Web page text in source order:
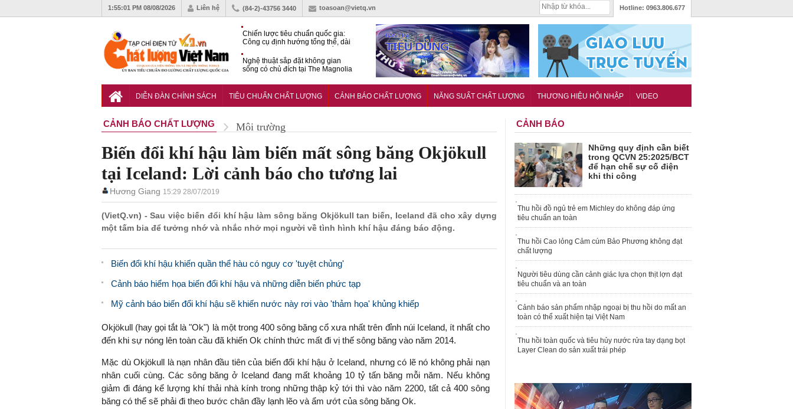
1:55:02 PM 08/08/2026 Liên hệ (84-2)-43756 3440 toasoan@vietq.vn Hotline: 0963.806.677
Chiến lược tiêu chuẩn quốc gia:
Công cụ định hướng tổng thể, dài
Nghệ thuật sắp đặt không gian
sống có chủ đích tại The Magnolia
gia đối với xe cũ nhập khẩu?
DIỄN ĐÀN CHÍNH SÁCH TIÊU CHUẨN CHẤT LƯỢNG CẢNH BÁO CHẤT LƯỢNG NĂNG SUẤT CHẤT LƯỢNG THƯƠNG HIỆU HỘI NHẬP VIDEO
CẢNH BÁO CHẤT LƯỢNG Môi trường
Biến đổi khí hậu làm biến mất sông băng Okjökull
tại Iceland: Lời cảnh báo cho tương lai
Hương Giang 15:29 28/07/2019
(VietQ.vn) - Sau việc biến đổi khí hậu làm sông băng Okjökull tan biến, Iceland đã cho xây dựng
một tấm bia để tưởng nhớ và nhắc nhở mọi người về tình hình khí hậu đáng báo động.
Biến đổi khí hậu khiến quần thể hàu có nguy cơ 'tuyệt chủng'
Cảnh báo hiểm họa biến đổi khí hậu và những diễn biến phức tạp
Mỹ cảnh báo biến đổi khí hậu sẽ khiến nước này rơi vào 'thảm họa' khủng khiếp
Okjökull (hay gọi tắt là "Ok") là một trong 400 sông băng cổ xưa nhất trên đỉnh núi Iceland, ít nhất cho
đến khi sự nóng lên toàn cầu đã khiến Ok chính thức mất đi vị thế sông băng vào năm 2014.
Mặc dù Okjökull là nạn nhân đầu tiên của biến đổi khí hậu ở Iceland, nhưng có lẽ nó không phải nạn
nhân cuối cùng. Các sông băng ở Iceland đang mất khoảng 10 tỷ tấn băng mỗi năm. Nếu không
giảm đi đáng kể lượng khí thải nhà kính trong những thập kỷ tới thì vào năm 2200, tất cả 400 sông
băng có thể sẽ phải đi theo bước chân đầy lạnh lẽo và ẩm ướt của sông băng Ok.
CẢNH BÁO
Những quy định cần biết
trong QCVN 25:2025/BCT
để hạn chế sự cố điện
khi thi công
Thu hồi đồ ngủ trẻ em Michley do không đáp ứng
tiêu chuẩn an toàn
Thu hồi Cao lỏng Cảm cúm Bảo Phương không đạt
chất lượng
Người tiêu dùng cần cảnh giác lựa chọn thịt lợn đạt
tiêu chuẩn và an toàn
Cảnh báo sản phẩm nhập ngoại bị thu hồi do mất an
toàn có thể xuất hiện tại Việt Nam
Thu hồi toàn quốc và tiêu hủy nước rửa tay dạng bọt
Layer Clean do sản xuất trái phép